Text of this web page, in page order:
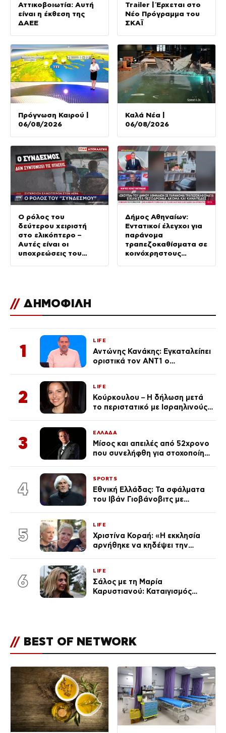
Αττικοβοιωτία: Αυτή
είναι η έκθεση της
ΔΑΕΕ
Trailer | Έρχεται στο
Νέο Πρόγραμμα του
ΣΚΑΪ
Πρόγνωση Καιρού |
06/08/2026
Καλά Νέα |
06/08/2026
Ο ρόλος του
δεύτερου χειριστή
στο ελικόπτερο –
Αυτές είναι οι
υποχρεώσεις του
Δήμος Αθηναίων:
Εντατικοί έλεγχοι για
παράνομα
τραπεζοκαθίσματα σε
κοινόχρηστους
// ΔΗΜΟΦΙΛΗ
1
LIFE
Αντώνης Κανάκης: Εγκαταλείπει
οριστικά τον ΑΝΤ1 ο
2
LIFE
Κούρκουλου – Η δήλωση μετά
το περιστατικό με Ισραηλινούς:
πλουσιοκόριτσο»
3
ΕΛΛΑΔΑ
Μίσος και απειλές από 52χρονο
που συνελήφθη για στοχοποίηση
στην Ελλάδα
4
SPORTS
Εθνική Ελλάδας: Τα σφάλματα
του Ιβάν Γιοβάνοβιτς με
αποκλεισμό από το Μουντιάλ
5
LIFE
Χριστίνα Κοραή: «Η εκκλησία
αρνήθηκε να κηδέψει την
6
LIFE
Σάλος με τη Μαρία
Καρυστιανού: Καταιγισμός
// BEST OF NETWORK